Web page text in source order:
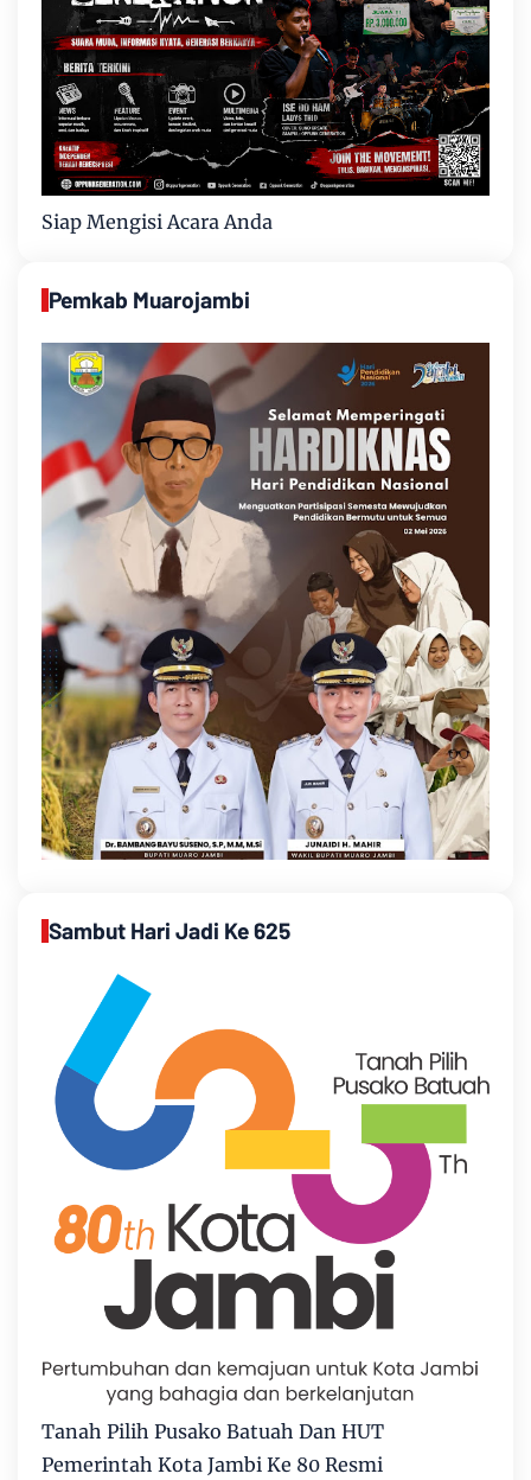
Siap Mengisi Acara Anda
Pemkab Muarojambi
Sambut Hari Jadi Ke 625
Tanah Pilih Pusako Batuah Dan HUT
Pemerintah Kota Jambi Ke 80 Resmi